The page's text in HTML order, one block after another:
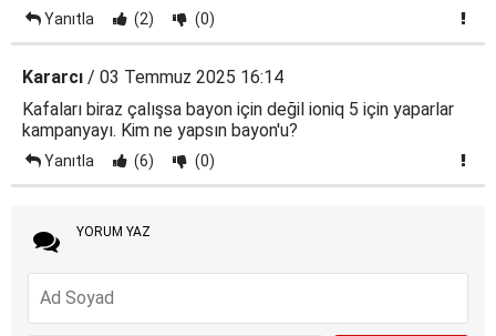
Yanıtla (2) (0)
Kararcı / 03 Temmuz 2025 16:14
Kafaları biraz çalışsa bayon için değil ioniq 5 için yaparlar
kampanyayı. Kim ne yapsın bayon'u?
Yanıtla (6) (0)
YORUM YAZ